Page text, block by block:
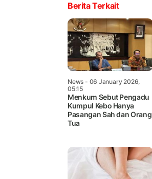
Berita Terkait
News - 06 January 2026,
05:15
Menkum Sebut Pengadu
Kumpul Kebo Hanya
Pasangan Sah dan Orang
Tua